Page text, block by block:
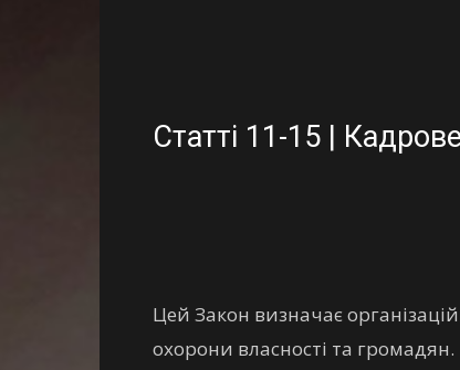
Статті 11-15 |
Цей Закон визначає
охорони власності та громадян.